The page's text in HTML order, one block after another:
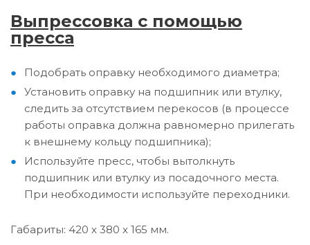
Выпрессовка с помощью
пресса
Подобрать оправку необходимого диаметра;
Установить оправку на подшипник или втулку,
следить за отсутствием перекосов (в процессе
работы оправка должна равномерно прилегать
к внешнему кольцу подшипника);
Используйте пресс, чтобы вытолкнуть
подшипник или втулку из посадочного места.
При необходимости используйте переходники.
Габариты: 420 x 380 x 165 мм.